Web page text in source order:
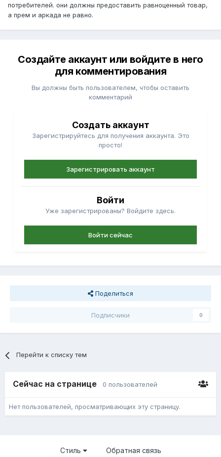
потребителей. они должны предоставить равноценный товар,
а прем и аркада не равно.
Создайте аккаунт или войдите в него
для комментирования
Вы должны быть пользователем, чтобы оставить
комментарий
Создать аккаунт
Зарегистрируйтесь для получения аккаунта. Это
просто!
Зарегистрировать аккаунт
Войти
Уже зарегистрированы? Войдите здесь.
Войти сейчас
Поделиться
Подписчики 0
Перейти к списку тем
Сейчас на странице 0 пользователей
Нет пользователей, просматривающих эту страницу.
Стиль Обратная связь